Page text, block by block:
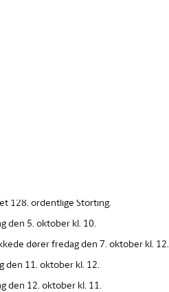
128. ordentlige Storting.
den 5. oktober kl. 10.
dører fredag den 7. oktober kl. 12.
den 11. oktober kl. 12.
den 12. oktober kl. 11.